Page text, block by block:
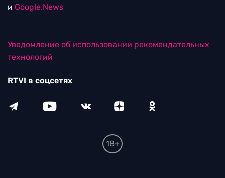
и Google.News
Уведомление об использовании рекомендательных
технологий
RTVI в соцсетях
18+